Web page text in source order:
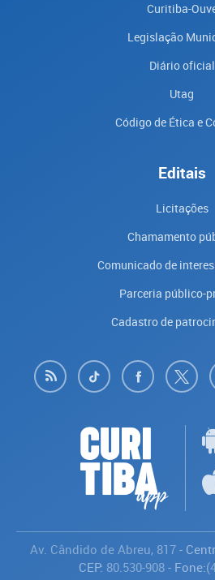
Curitiba-
Legislação
Diário oficial
Utag
Código de Ética e
Editais
Licitações
Chamamento
Comunicado de
Parceria público-
Cadastro de
Av. Cândido de Abreu, 817-
CEP: 80.530-908- Fone: